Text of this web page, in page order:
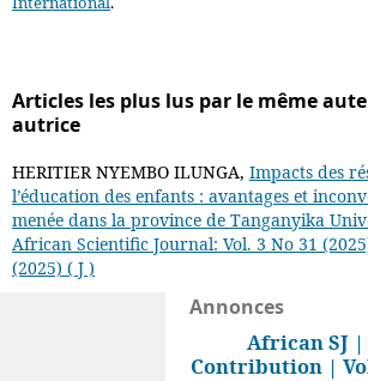
Articles les plus lus par le même
autrice
HERITIER NYEMBO ILUNGA, Impacts des
l’éducation des enfants : avantages et
menée dans la province de Tanganyika
African Scientific Journal: Vol. 3 No 31
(2025) ( J )
Annonces
African SJ |
Contribution |